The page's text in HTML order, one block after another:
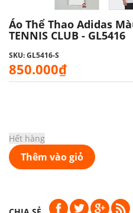
Áo Thể Thao Adidas
TENNIS CLUB - GL5416
SKU: GL5416-S
850.000₫
Hết hàng
Thêm vào giỏ